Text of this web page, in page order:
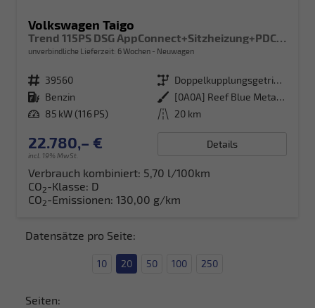
Volkswagen Taigo
Trend 115PS DSG AppConnect+Sitzheizung+PDC+Alu16+LED+DAB+FrontAssist
unverbindliche Lieferzeit: 6 Wochen Neuwagen
Fahrzeugnr. 39560 Getriebe
Doppelkupplungsgetriebe (DSG)
Kraftstoff Benzin Außenfarbe
[0A0A] Reef Blue Metallic
Leistung 85 kW (116 PS) Kilometerstand 20 km
22.780,– €
incl. 19% MwSt.
Details
Verbrauch kombiniert: 5,70 l/100km
CO2-Klasse: D
CO2-Emissionen: 130,00 g/km
Datensätze pro Seite:
10 20 50 100 250
Seiten: